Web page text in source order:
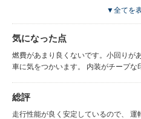
▼全てを
気になった点
燃費があまり良くないです。小回りが
車に気をつかいます。 内装がチープな
総評
走行性能が良く安定しているので、